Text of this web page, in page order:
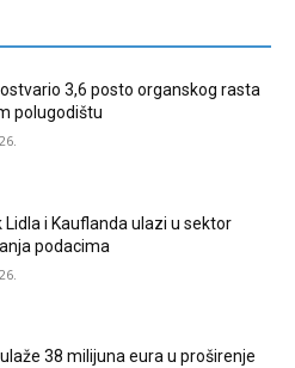
3,6 posto organskog rasta
polugodištu
Lidla i Kauflanda ulazi u sektor
podacima
38 milijuna eura u proširenje